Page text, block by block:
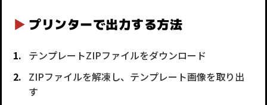
プリンターで出力する方法
テンプレートZIPファイルをダウンロード
ZIPファイルを解凍し、テンプレート画像を取り出
す